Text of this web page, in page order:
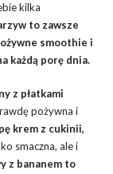
kilka
to zawsze
smoothie i
każdą porę dnia.
z płatkami
pożywna i
krem z cukinii,
smaczna, ale i
z bananem to